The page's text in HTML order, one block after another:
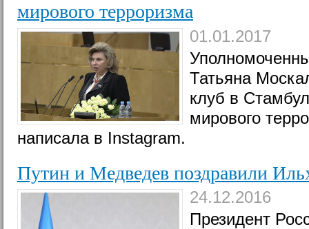
мирового терроризма
01.01.2017
Татьяна
клуб в
мирового
написала в Instagram.
Путин и Медведев поздравили
24.12.2016
Президент